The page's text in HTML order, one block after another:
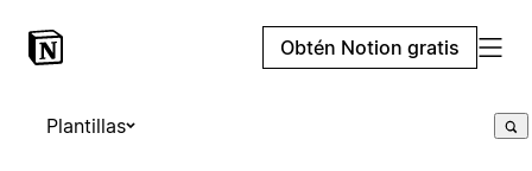
Obtén Notion gratis
Plantillas